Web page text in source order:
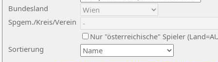
Sortierung
Bundesland
Spgem./Kreis/Verein
Nur "österreichische" Spieler